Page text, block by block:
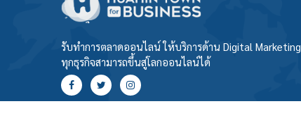
รับทำการตลาดออนไลน์ ให้บริการด้าน Digital Marketing
ทุกธุรกิจสามารถขึ้นสู่โลกออนไลน์ได้